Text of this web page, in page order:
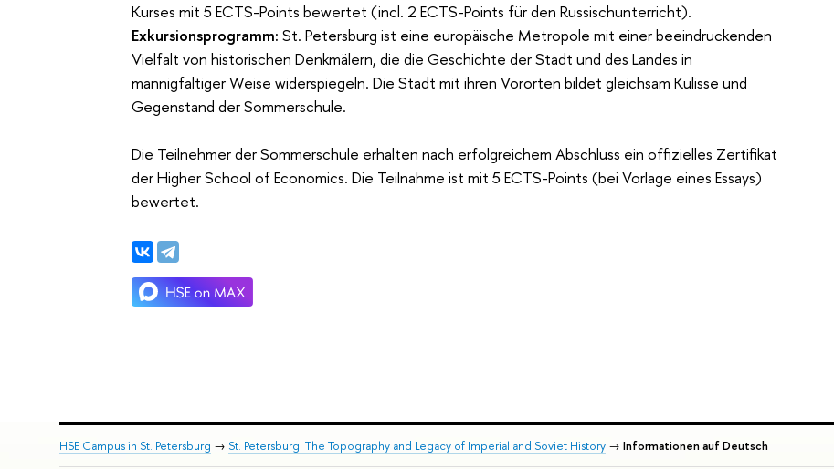
Kurses mit 5 ECTS-Points bewertet (incl. 2 ECTS-Points für den Russischunterricht).
Exkursionsprogramm: St. Petersburg ist eine europäische Metropole mit einer beeindruckenden
Vielfalt von historischen Denkmälern, die die Geschichte der Stadt und des Landes in
mannigfaltiger Weise widerspiegeln. Die Stadt mit ihren Vororten bildet gleichsam Kulisse und
Gegenstand der Sommerschule.
Die Teilnehmer der Sommerschule erhalten nach erfolgreichem Abschluss ein offizielles Zertifikat
der Higher School of Economics.Die Teilnahme ist mit 5 ECTS-Points (bei Vorlage eines Essays)
bewertet.
HSE Campus in St. Petersburg → St. Petersburg: The Topography and Legacy of Imperial and Soviet History→ Informationen auf Deutsch